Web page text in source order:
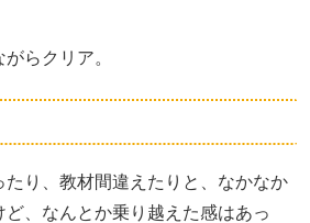
らクリア。
り、教材間違えたりと、なかなか
、なんとか乗り越えた感はあっ